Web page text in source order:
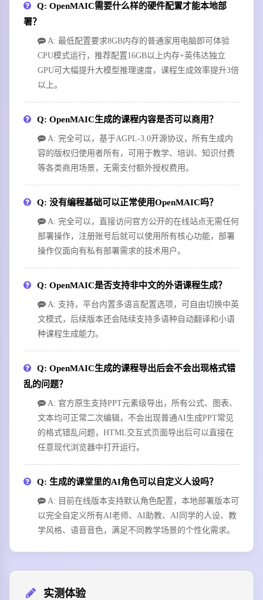
Q: OpenMAIC需要什么样的硬件配置才能本地部
署？
A: 最低配置要求8GB内存的普通家用电脑即可体验
CPU模式运行，推荐配置16GB以上内存+英伟达独立
GPU可大幅提升大模型推理速度，课程生成效率提升3倍
以上。
Q: OpenMAIC生成的课程内容是否可以商用？
A: 完全可以，基于AGPL-3.0开源协议，所有生成内
容的版权归使用者所有，可用于教学、培训、知识付费
等各类商用场景，无需支付额外授权费用。
Q: 没有编程基础可以正常使用OpenMAIC吗？
A: 完全可以，直接访问官方公开的在线站点无需任何
部署操作，注册账号后就可以使用所有核心功能，部署
操作仅面向有私有部署需求的技术用户。
Q: OpenMAIC是否支持非中文的外语课程生成？
A: 支持，平台内置多语言配置选项，可自由切换中英
文模式，后续版本还会陆续支持多语种自动翻译和小语
种课程生成能力。
Q: OpenMAIC生成的课程导出后会不会出现格式错
乱的问题？
A: 官方原生支持PPT元素级导出，所有公式、图表、
文本均可正常二次编辑，不会出现普通AI生成PPT常见
的格式错乱问题，HTML交互式页面导出后可以直接在
任意现代浏览器中打开运行。
Q: 生成的课堂里的AI角色可以自定义人设吗？
A: 目前在线版本支持默认角色配置，本地部署版本可
以完全自定义所有AI老师、AI助教、AI同学的人设、教
学风格、语音音色，满足不同教学场景的个性化需求。
实测体验